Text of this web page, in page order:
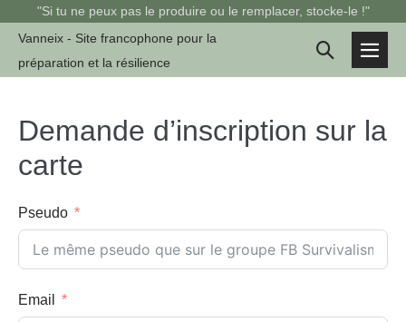
Sauter
contenu
"Si tu ne peux pas le produire ou le remplacer, stocke-le !"
Vanneix - Site francophone pour la
préparation et la résilience
Basculer
la
Demande d’inscription sur la
carte
Pseudo
Email